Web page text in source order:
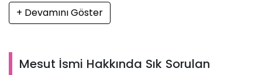
+ Devamını Göster
Mesut İsmi Hakkında Sık Sorulan